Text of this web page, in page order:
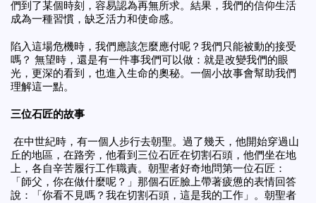
們到了某個時刻，容易認為再無所求。結果，我們的信仰生活
成為一種習慣，缺乏活力和使命感。
陷入這場危機時，我們應該怎麼應付呢？我們只能被動的接受
嗎？ 無望時，還是有一件事我們可以做：就是改變我們的眼
光，更深的看到，也進入生命的奧秘。一個小故事會幫助我們
理解這一點。
三位石匠的故事
在中世紀時，有一個人步行去朝聖。過了幾天，他開始穿過山
丘的地區，在路旁，他看到三位石匠在切割石頭，他們坐在地
上，各自辛苦履行工作職責。朝聖者好奇地問第一位石匠：
「師父，你在做什麼呢？」那個石匠臉上帶著疲憊的表情回答
說：「你看不見嗎？我在切割石頭，這是我的工作」。朝聖者